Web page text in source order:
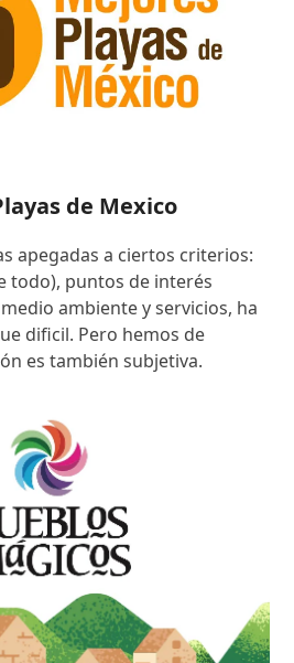
de Mexico
apegadas a ciertos criterios:
todo), puntos de interés
ambiente y servicios, ha
dificil. Pero hemos de
es también subjetiva.